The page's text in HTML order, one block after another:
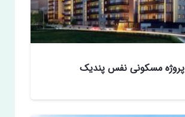
پروژه مسکونی نفس پندیک